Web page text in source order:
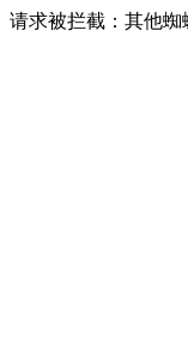
请求被拦截：其他蜘